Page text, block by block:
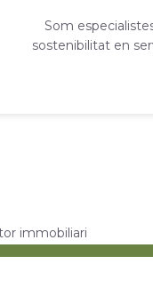
Som
sostenibilitat en
immobiliari